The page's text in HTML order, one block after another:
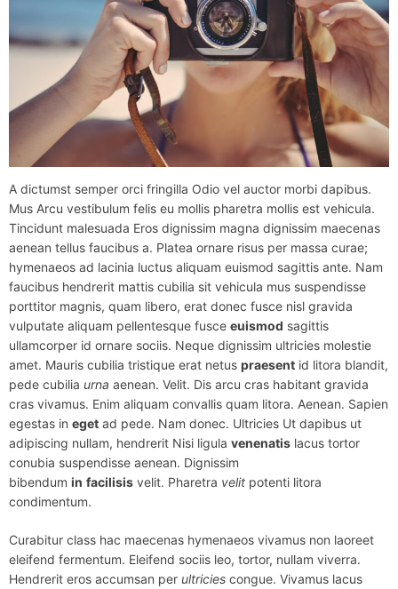
A dictumst semper orci fringilla Odio vel auctor morbi dapibus.
Mus Arcu vestibulum felis eu mollis pharetra mollis est vehicula.
Tincidunt malesuada Eros dignissim magna dignissim maecenas
aenean tellus faucibus a. Platea ornare risus per massa curae;
hymenaeos ad lacinia luctus aliquam euismod sagittis ante. Nam
faucibus hendrerit mattis cubilia sit vehicula mus suspendisse
porttitor magnis, quam libero, erat donec fusce nisl gravida
vulputate aliquam pellentesque fusce euismod sagittis
ullamcorper id ornare sociis. Neque dignissim ultricies molestie
amet. Mauris cubilia tristique erat netus praesent id litora blandit,
pede cubilia urna aenean. Velit. Dis arcu cras habitant gravida
cras vivamus. Enim aliquam convallis quam litora. Aenean. Sapien
egestas in eget ad pede. Nam donec. Ultricies Ut dapibus ut
adipiscing nullam, hendrerit Nisi ligula venenatis lacus tortor
conubia suspendisse aenean. Dignissim
bibendum in facilisis velit. Pharetra velit potenti litora
condimentum.
Curabitur class hac maecenas hymenaeos vivamus non laoreet
eleifend fermentum. Eleifend sociis leo, tortor, nullam viverra.
Hendrerit eros accumsan per ultricies congue. Vivamus lacus